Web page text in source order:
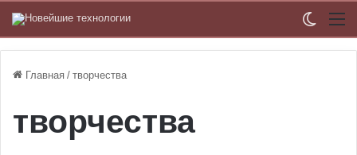
Главная / творчества
творчества